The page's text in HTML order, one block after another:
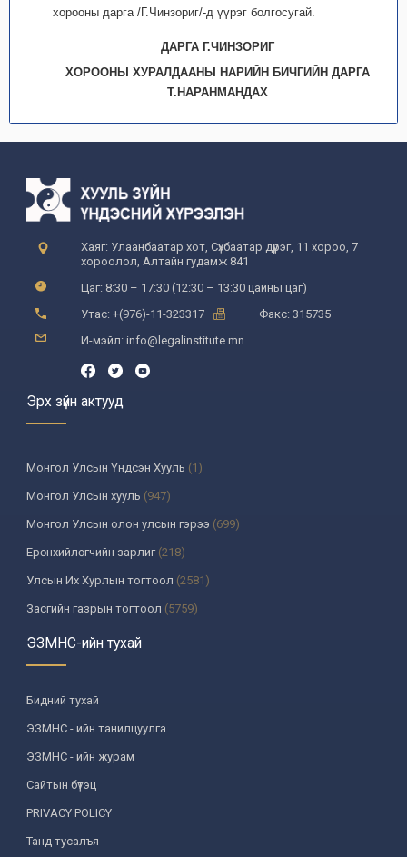
хорооны дарга /Г.Чинзориг/-д үүрэг болгосугай.
ДАРГА Г.ЧИНЗОРИГ
ХОРООНЫ ХУРАЛДААНЫ НАРИЙН БИЧГИЙН ДАРГА
Т.НАРАНМАНДАХ
Хаяг: Улаанбаатар хот, Сүхбаатар дүүрэг, 11 хороо, 7
хороолол, Алтайн гудамж 841
Цаг: 8:30 – 17:30 (12:30 – 13:30 цайны цаг)
Утас: +(976)-11-323317
Факс: 315735
И-мэйл: info@legalinstitute.mn
Эрх зүйн актууд
Монгол Улсын Үндсэн Хууль (1)
Монгол Улсын хууль (947)
Монгол Улсын олон улсын гэрээ (699)
Ерөнхийлөгчийн зарлиг(218)
Улсын Их Хурлын тогтоол (2581)
Засгийн газрын тогтоол (5759)
Үндсэн хуулийн цэцийн шийдвэр
Улсын дээд шүүхийн тогтоол
УИХ-аас томилогддог байгууллагын дарга, түүнтэй адилтгах албан
тушаалтны шийдвэр
Сайдын тушаал(987)
Засгийн газрын агентлагийн даргын тушаал
Хууль, хяналтын байгууллага
Төрийн зарим чиг үүргийг хууль болон гэрээний үндсэн дээр
хэрэгжүүлж буй байгууллага
ЭЗМНС-ийн тухай
Бидний тухай
ЭЗМНС - ийн танилцуулга
ЭЗМНС - ийн журам
Сайтын бүтэц
PRIVACY POLICY
Танд тусалъя